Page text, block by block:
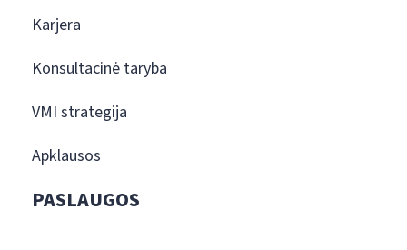
Karjera
Konsultacinė taryba
VMI strategija
Apklausos
PASLAUGOS